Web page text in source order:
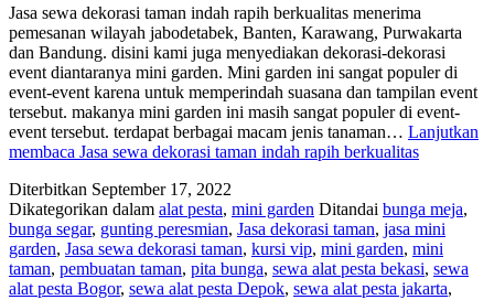
Jasa sewa dekorasi taman indah rapih berkualitas menerima
pemesanan wilayah jabodetabek, Banten, Karawang, Purwakarta
dan Bandung. disini kami juga menyediakan dekorasi-dekorasi
event diantaranya mini garden. Mini garden ini sangat populer di
event-event karena untuk memperindah suasana dan tampilan event
tersebut. makanya mini garden ini masih sangat populer di event-
event tersebut. terdapat berbagai macam jenis tanaman… Lanjutkan
membaca Jasa sewa dekorasi taman indah rapih berkualitas
Diterbitkan September 17, 2022
Dikategorikan dalam alat pesta, mini garden Ditandai bunga meja,
bunga segar, gunting peresmian, Jasa dekorasi taman, jasa mini
garden, Jasa sewa dekorasi taman, kursi vip, mini garden, mini
taman, pembuatan taman, pita bunga, sewa alat pesta bekasi, sewa
alat pesta Bogor, sewa alat pesta Depok, sewa alat pesta jakarta,